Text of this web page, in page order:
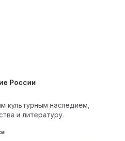
России
культурным наследием,
и литературу.